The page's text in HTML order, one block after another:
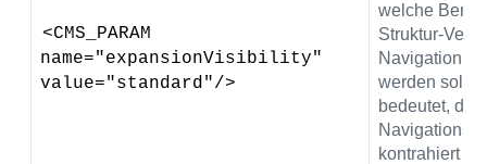
<CMS_PARAM
name="expansionVisibility"
value="standard"/>
welche
Struktur-
Navigation
werden
bedeutet,
kontrahiert ist.